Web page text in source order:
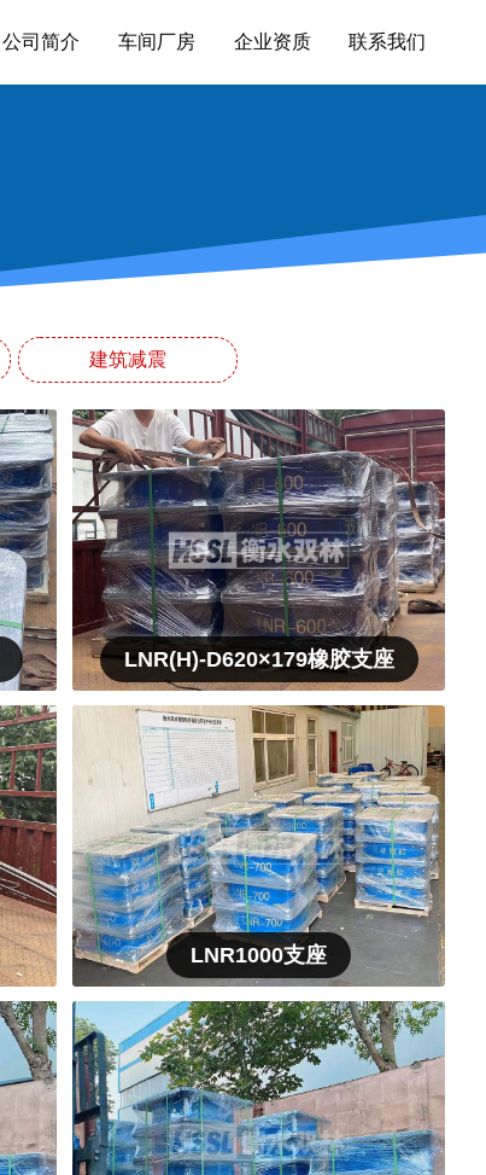
公司简介 车间厂房 企业资质 联系我们
建筑减震
LNR(H)-D620×179橡胶支座
LNR1000支座